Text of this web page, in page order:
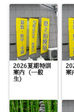
2026夏期特訓
案内（一般
生）
案